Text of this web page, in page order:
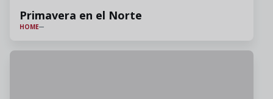
Primavera en el Norte
HOME